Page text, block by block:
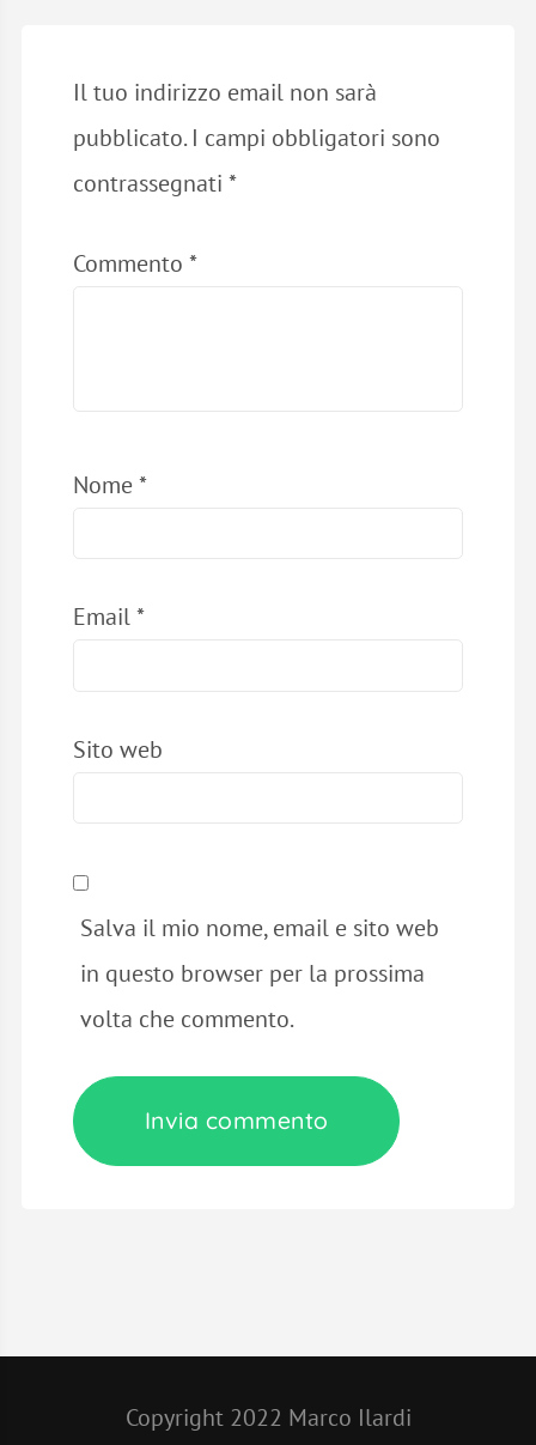
Il tuo indirizzo email non sarà
pubblicato. I campi obbligatori sono
contrassegnati*
Commento*
Nome*
Email*
Sito web
Salva il mio nome, email e sito web
in questo browser per la prossima
volta che commento.
Copyright 2022 Marco Ilardi